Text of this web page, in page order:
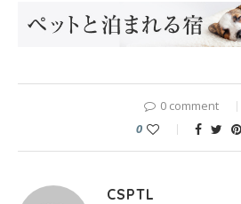
0 comment
0
CSPTL